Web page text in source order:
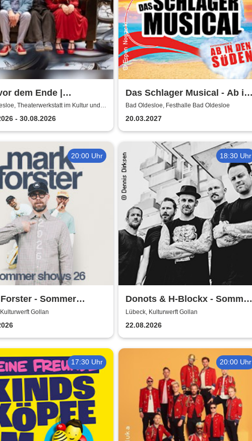
dem Ende |
von Matthieu
Theaterwerkstatt im Kultur und
- 30.08.2026
Das Schlager Musical - Ab in
den Süden 2026/2027
Bad Oldesloe, Festhalle Bad Oldesloe
20.03.2027
20:00 Uhr
- Sommer
2026 Gollan
18:30 Uhr
Donots & H-Blockx - Sommer
Shows 2026
Lübeck, Kulturwerft Gollan
22.08.2026
17:30 Uhr 20:00 Uhr